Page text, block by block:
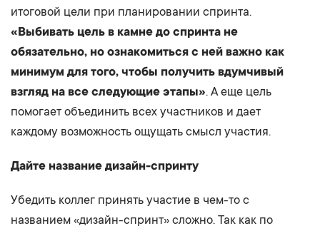
итоговой цели при планировании спринта.
«Выбивать цель в камне до спринта не
обязательно, но ознакомиться с ней важно как
минимум для того, чтобы получить вдумчивый
взгляд на все следующие этапы». А еще цель
помогает объединить всех участников и дает
каждому возможность ощущать смысл участия.
Дайте название дизайн-спринту
Убедить коллег принять участие в чем-то с
названием «дизайн-спринт» сложно. Так как по